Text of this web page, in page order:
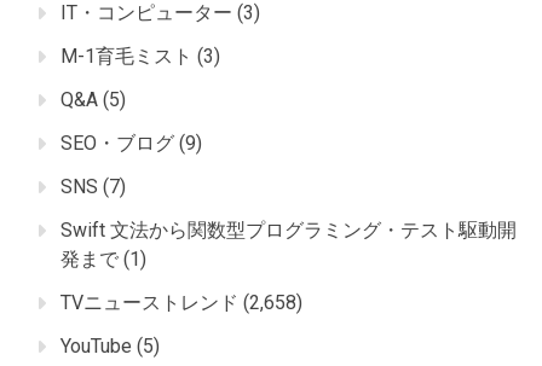
IT・コンピューター (3)
M-1育毛ミスト (3)
Q&A (5)
SEO・ブログ (9)
SNS (7)
Swift 文法から関数型プログラミング・テスト駆動開
発まで (1)
TVニューストレンド (2,658)
YouTube (5)